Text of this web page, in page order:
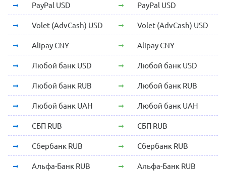
PayPal USD PayPal USD
Volet (AdvCash) USD Volet (AdvCash) USD
Alipay CNY Alipay CNY
Любой банк USD Любой банк USD
Любой банк RUB Любой банк RUB
Любой банк UAH Любой банк UAH
СБП RUB СБП RUB
Сбербанк RUB Сбербанк RUB
Альфа-Банк RUB Альфа-Банк RUB